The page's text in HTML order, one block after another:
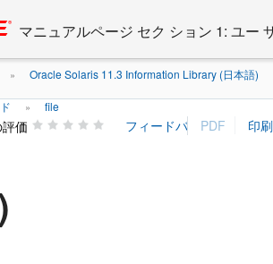
マニュアルページ セク ション 1: ユー
» Oracle Solaris 11.3 Information Library (日本語)
» file
価